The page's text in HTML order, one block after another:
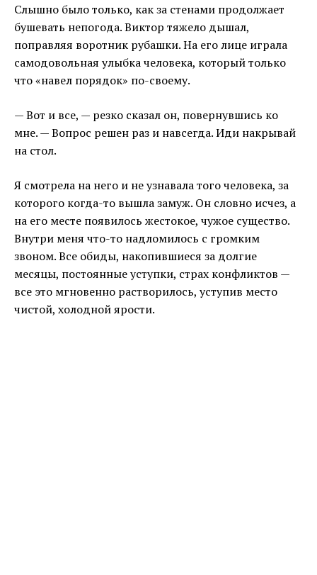
Слышно было только, как за стенами продолжает
бушевать непогода. Виктор тяжело дышал,
поправляя воротник рубашки. На его лице играла
самодовольная улыбка человека, который только
что «навел порядок» по-своему.
— Вот и все, — резко сказал он, повернувшись ко
мне. — Вопрос решен раз и навсегда. Иди накрывай
на стол.
Я смотрела на него и не узнавала того человека, за
которого когда-то вышла замуж. Он словно исчез, а
на его месте появилось жестокое, чужое существо.
Внутри меня что-то надломилось с громким
звоном. Все обиды, накопившиеся за долгие
месяцы, постоянные уступки, страх конфликтов —
все это мгновенно растворилось, уступив место
чистой, холодной ярости.